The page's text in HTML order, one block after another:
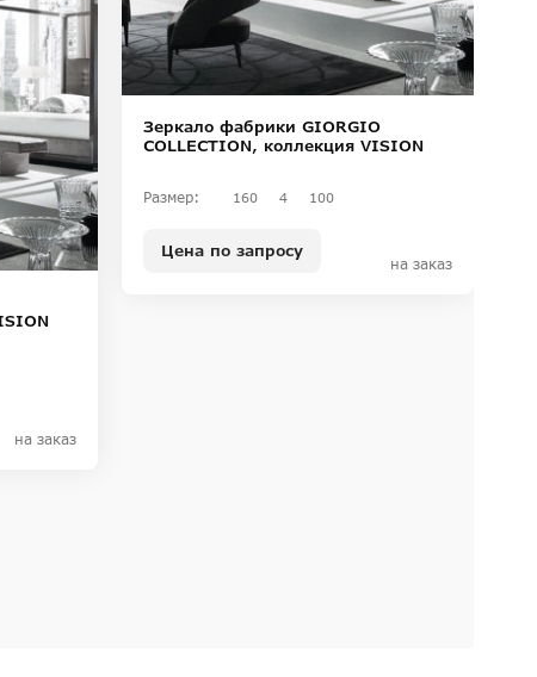
на заказ
Зеркало фабрики GIORGIO
COLLECTION, коллекция VISION
Размер: 160 4 100
Цена по запросу
на заказ